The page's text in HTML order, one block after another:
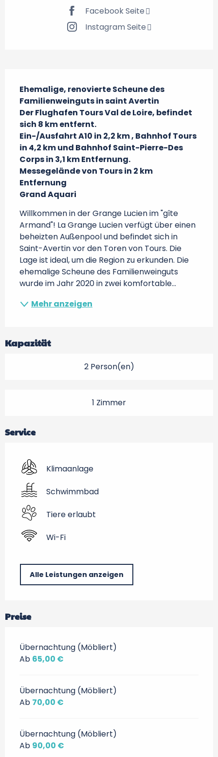
Facebook Seite
Instagram Seite
Ehemalige, renovierte Scheune des
Familienweinguts in saint Avertin
Der Flughafen Tours Val de Loire, befindet
sich 8 km entfernt.
Ein-/Ausfahrt A10 in 2,2 km , Bahnhof Tours
in 4,2 km und Bahnhof Saint-Pierre-Des
Corps in 3,1 km Entfernung.
Messegelände von Tours in 2 km
Entfernung
Grand Aquari
Willkommen in der Grange Lucien im "gîte
Armand"! La Grange Lucien verfügt über einen
beheizten Außenpool und befindet sich in
Saint-Avertin vor den Toren von Tours. Die
Lage ist ideal, um die Region zu erkunden. Die
ehemalige Scheune des Familienweinguts
wurde im Jahr 2020 in zwei komfortable...
Mehr anzeigen
Kapazität
2 Person(en)
1 Zimmer
Service
Klimaanlage
Schwimmbad
Tiere erlaubt
Wi-Fi
Alle Leistungen anzeigen
Preise
Übernachtung (Möbliert)
Ab 65,00 €
Übernachtung (Möbliert)
Ab 70,00 €
Übernachtung (Möbliert)
Ab 90,00 €